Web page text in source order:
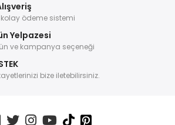
ödeme sistemi
Yelpazesi
ve kampanya seçeneği
bize iletebilirsiniz.